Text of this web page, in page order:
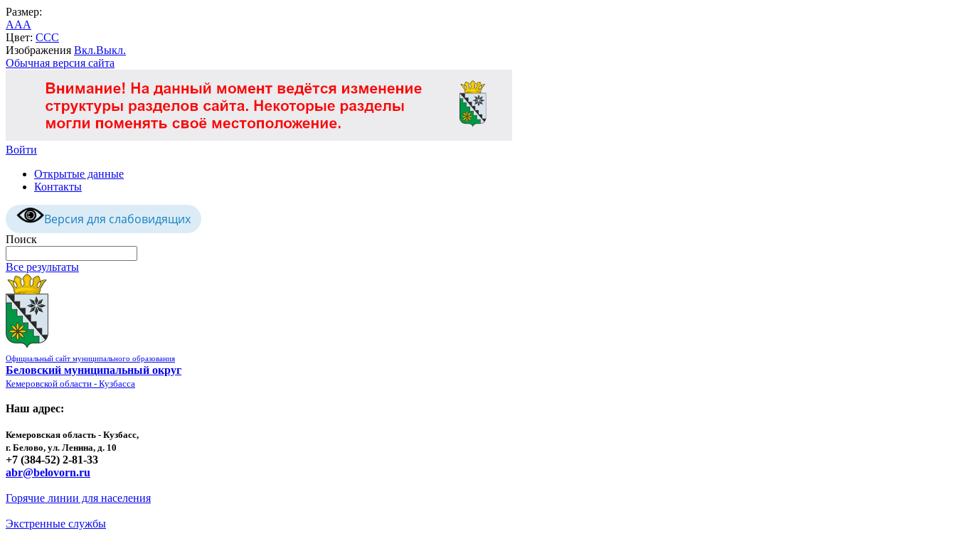
Размер:
AAA
Цвет: CCC
Изображения Вкл.Выкл.
Обычная версия сайта
Войти
Открытые данные
Контакты
Версия для слабовидящих
Поиск
Все результаты
Официальный сайт муниципального образования
Беловский муниципальный округ
Кемеровской области - Кузбасса
Наш адрес:
Кемеровская область - Кузбасс,
г. Белово, ул. Ленина, д. 10
+7 (384-52) 2-81-33
abr@belovorn.ru
Горячие линии для населения
Экстренные службы